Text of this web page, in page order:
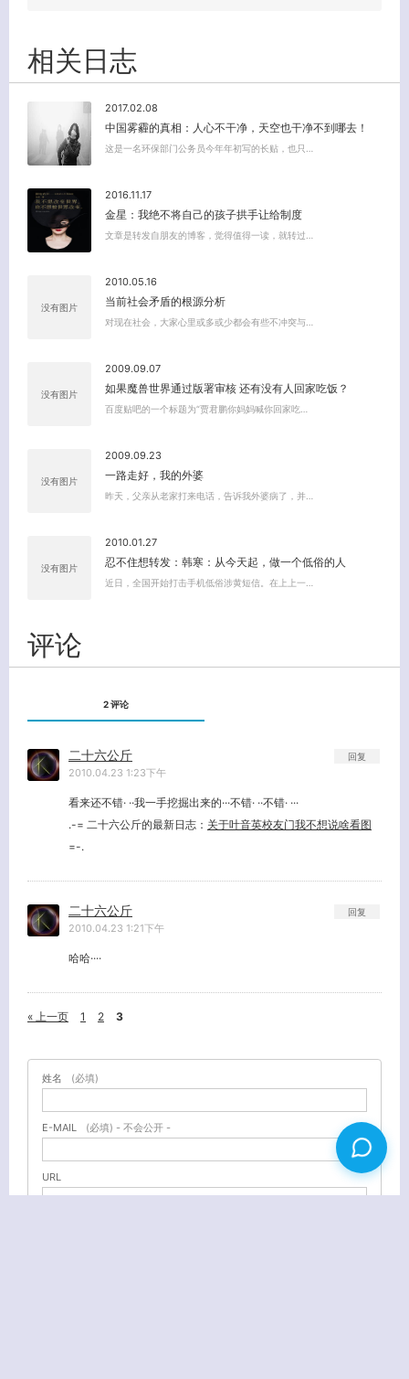
相关日志
2017.02.08
中国雾霾的真相：人心不干净，天空也干净不到哪去！
这是一名环保部门公务员今年年初写的长贴，也只…
2016.11.17
金星：我绝不将自己的孩子拱手让给制度
文章是转发自朋友的博客，觉得值得一读，就转过…
没有图片
2010.05.16
当前社会矛盾的根源分析
对现在社会，大家心里或多或少都会有些不冲突与…
没有图片
2009.09.07
如果魔兽世界通过版署审核 还有没有人回家吃饭？
百度贴吧的一个标题为“贾君鹏你妈妈喊你回家吃…
没有图片
2009.09.23
一路走好，我的外婆
昨天，父亲从老家打来电话，告诉我外婆病了，并…
没有图片
2010.01.27
忍不住想转发：韩寒：从今天起，做一个低俗的人
近日，全国开始打击手机低俗涉黄短信。在上上一…
评论
2 评论
二十六公斤
2010.04.23 1:23下午
看来还不错· ··我一手挖掘出来的···不错· ··不错· ···
.-= 二十六公斤的最新日志： 关于叶音英校友门我不想说啥看图
=-.
回复
二十六公斤
2010.04.23 1:21下午
哈哈····
回复
« 上一页 1 2 3
姓名 (必填)
E-MAIL (必填) - 不会公开 -
URL
关闭弹窗